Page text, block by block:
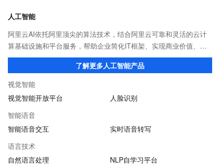
人工智能
阿里云AI依托阿里顶尖的算法技术，结合阿里云可靠和灵活的云计
算基础设施和平台服务，帮助企业简化IT框架、实现商业价值、加
速数智化转型。阿里云数十项AI能力，稳定、易用、能力突出，是
AI技术应用、开发的不二之选。了解更多人工智能产品
视觉智能
视觉智能开放平台
人脸识别
智能语音
智能语音交互
实时语音转写
语言技术
自然语言处理
NLP自学习平台